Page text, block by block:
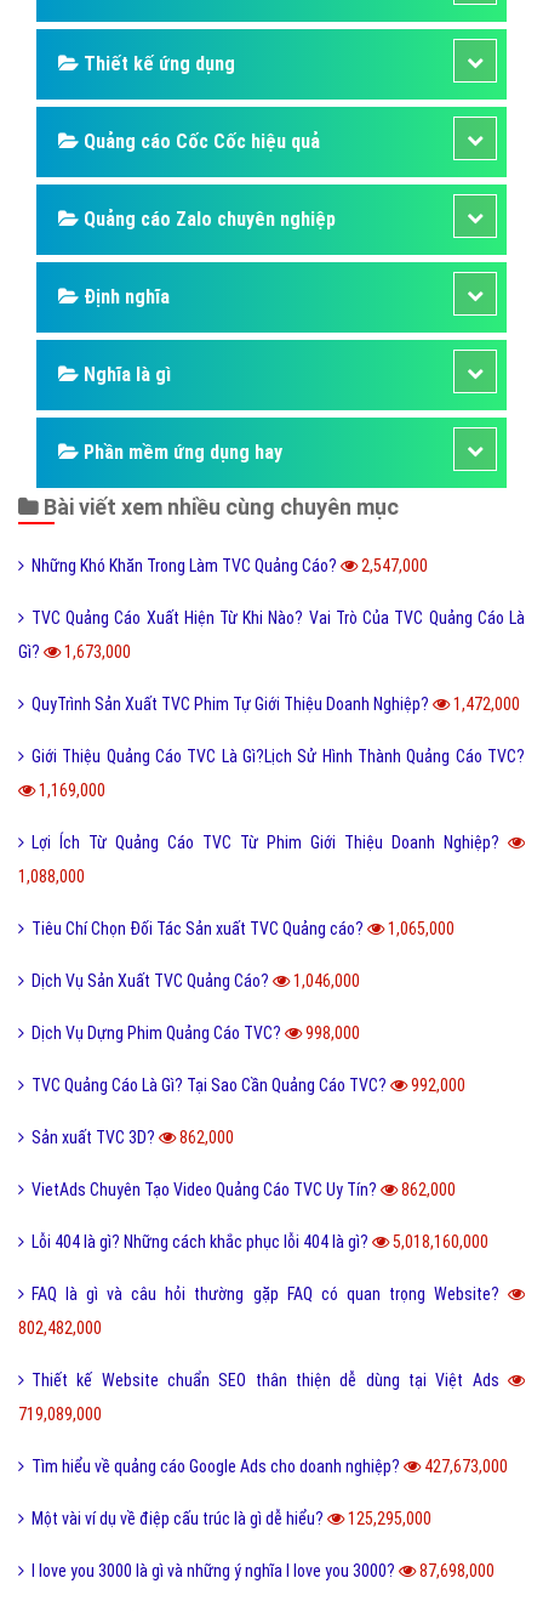
Thiết kế ứng dụng
Quảng cáo Cốc Cốc hiệu quả
Quảng cáo Zalo chuyên nghiệp
Định nghĩa
Nghĩa là gì
Phần mềm ứng dụng hay
Bài viết xem nhiều cùng chuyên mục
Những Khó Khăn Trong Làm TVC Quảng Cáo? 2,547,000
TVC Quảng Cáo Xuất Hiện Từ Khi Nào? Vai Trò Của TVC Quảng Cáo Là
Gì?
1,673,000
QuyTrình Sản Xuất TVC Phim Tự Giới Thiệu Doanh Nghiệp? 1,472,000
Giới Thiệu Quảng Cáo TVC Là Gì?Lịch Sử Hình Thành Quảng Cáo TVC?
1,169,000
Lợi Ích Từ Quảng Cáo TVC Từ Phim Giới Thiệu Doanh Nghiệp?
1,088,000
Tiêu Chí Chọn Đối Tác Sản xuất TVC Quảng cáo? 1,065,000
Dịch Vụ Sản Xuất TVC Quảng Cáo? 1,046,000
Dịch Vụ Dựng Phim Quảng Cáo TVC? 998,000
TVC Quảng Cáo Là Gì? Tại Sao Cần Quảng Cáo TVC? 992,000
Sản xuất TVC 3D? 862,000
VietAds Chuyên Tạo Video Quảng Cáo TVC Uy Tín? 862,000
Lỗi 404 là gì? Những cách khắc phục lỗi 404 là gì? 5,018,160,000
FAQ là gì và câu hỏi thường gặp FAQ có quan trọng Website?
802,482,000
Thiết kế Website chuẩn SEO thân thiện dễ dùng tại Việt Ads
719,089,000
Tìm hiểu về quảng cáo Google Ads cho doanh nghiệp? 427,673,000
Một vài ví dụ về điệp cấu trúc là gì dễ hiểu? 125,295,000
I love you 3000 là gì và những ý nghĩa I love you 3000? 87,698,000